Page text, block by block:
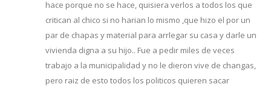
hace porque no se hace, quisiera verlos a todos los que
critican al chico si no harian lo mismo ,que hizo el por un
par de chapas y material para arrlegar su casa y darle un
vivienda digna a su hijo.. Fue a pedir miles de veces
trabajo a la municipalidad y no le dieron vive de changas,
pero raiz de esto todos los politicos quieren sacar